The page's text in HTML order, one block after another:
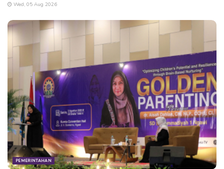
Wed, 05 Aug 2026
PEMERINTAHAN